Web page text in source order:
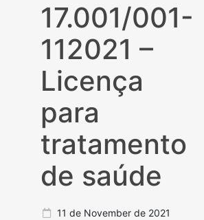
17.001/001-
112021 –
Licença
para
tratamento
de saúde
11 de November de 2021